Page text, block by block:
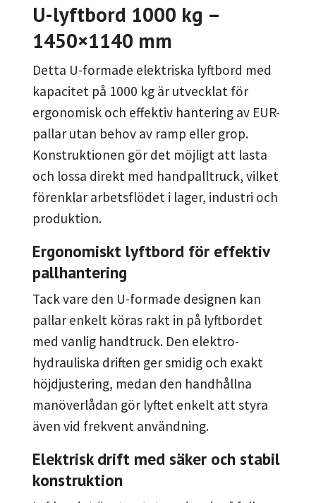
U-lyftbord 1000 kg –
1450×1140 mm
Detta U-formade elektriska lyftbord med
kapacitet på 1000 kg är utvecklat för
ergonomisk och effektiv hantering av EUR-
pallar utan behov av ramp eller grop.
Konstruktionen gör det möjligt att lasta
och lossa direkt med handpalltruck, vilket
förenklar arbetsflödet i lager, industri och
produktion.
Ergonomiskt lyftbord för effektiv
pallhantering
Tack vare den U-formade designen kan
pallar enkelt köras rakt in på lyftbordet
med vanlig handtruck. Den elektro-
hydrauliska driften ger smidig och exakt
höjdjustering, medan den handhållna
manöverlådan gör lyftet enkelt att styra
även vid frekvent användning.
Elektrisk drift med säker och stabil
konstruktion